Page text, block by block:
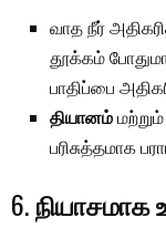
வாத நீர்
தூக்கம்
பாதிப்பை
தியானம்மற்றும்
பரிசுத்தமாக
6.